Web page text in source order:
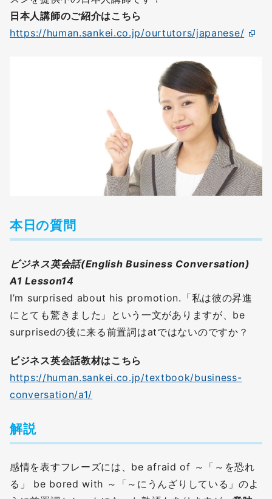
日本人講師のご紹介はこちら
https://human.sankei.co.jp/ourtutors/japanese/
本日の質問
ビジネス英会話(English Business Conversation)
A1 Lesson14
I’m surprised about his promotion.「私は彼の昇進
にとても驚きました」という一文がありますが、be
surprisedの後に来る前置詞はatではないのですか？
ビジネス英会話教材はこちら
https://human.sankei.co.jp/textbook/business-
conversation/a1/
解説
感情を表すフレーズには、be afraid of ～「～を恐れ
る」 be bored with ～「～にうんざりしている」のよ